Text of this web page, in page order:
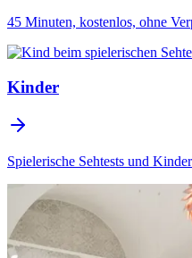
45 Minuten, kostenlos, ohne
Kinder
Spielerische Sehtests und